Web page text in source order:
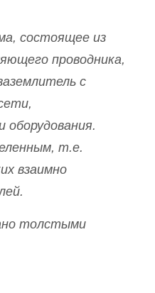
состоящее из
проводника,
с
оборудования.
т.е.
взаимно
толстыми